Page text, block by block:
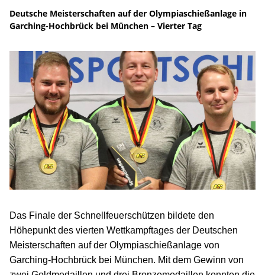
Deutsche Meisterschaften auf der Olympiaschießanlage in
Garching-Hochbrück bei München – Vierter Tag
Das Finale der Schnellfeuerschützen bildete den
Höhepunkt des vierten Wettkampftages der Deutschen
Meisterschaften auf der Olympiaschießanlage von
Garching-Hochbrück bei München. Mit dem Gewinn von